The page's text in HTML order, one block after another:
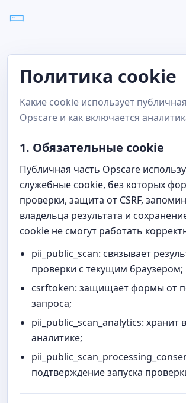
Политика cookie
Какие cookie использует
Opscare и как включается
1. Обязательные cookie
Публичная часть Opscare
служебные cookie, без которых
проверки, защита от CSRF,
владельца результата и
cookie не смогут работать
pii_public_scan: связывает
проверки с текущим браузером;
csrftoken: защищает формы от
запроса;
pii_public_scan_analytics: хранит
аналитике;
подтверждение запуска